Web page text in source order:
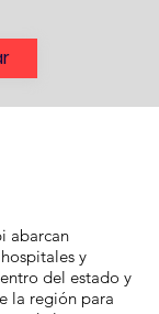
abarcan
y
del estado y
la región para